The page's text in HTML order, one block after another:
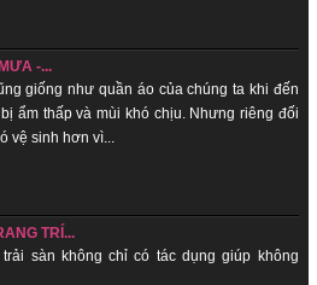
-...
giống như quần áo của chúng ta khi đến
ẩm thấp và mùi khó chịu. Nhưng riêng đối
vệ sinh hơn vì...
TRÍ...
trải sàn không chỉ có tác dụng giúp không